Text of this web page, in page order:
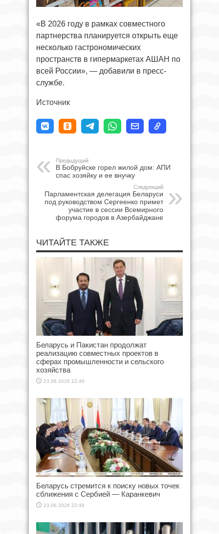
«В 2026 году в рамках совместного
партнерства планируется открыть еще
несколько гастрономических
пространств в гипермаркетах АШАН по
всей России», — добавили в пресс-
службе.
Источник
Предыдущий
В Бобруйске горел жилой дом: АПИ
спас хозяйку и ее внучку
Следующий
Парламентская делегация Беларуси
под руководством Сергеенко примет
участие в сессии Всемирного
форума городов в Азербайджане
ЧИТАЙТЕ ТАКЖЕ
Беларусь и Пакистан продолжат
реализацию совместных проектов в
сферах промышленности и сельского
хозяйства
23.06.2026 22:46
Беларусь стремится к поиску новых точек
сближения с Сербией — Каранкевич
23.06.2026 22:46